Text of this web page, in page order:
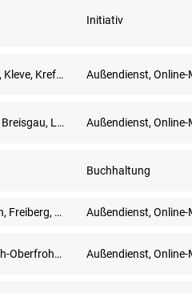
Initiativ
Duisburg, Düsseldorf, Goch, Kleve, Krefeld, Meerbusch, Remscheid, Solingen, Wuppertal Außendienst,
Bad Säckingen, Freiburg im Breisgau, Lörrach, Waldshut-Tiengen Außendienst,
Buchhaltung
Bautzen, Chemnitz, Dresden, Freiberg, Gera, Görlitz, Meißen, Mittweida, Pirna, Plauen, Zwickau Außendienst,
Dresden, Glauchau, Limbach-Oberfrohna, Meerane, Plauen, Zwickau Außendienst,